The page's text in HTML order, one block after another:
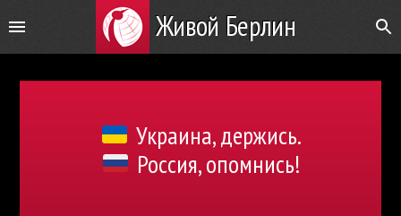
Живой Берлин
Украина, держись.
Россия, опомнись!